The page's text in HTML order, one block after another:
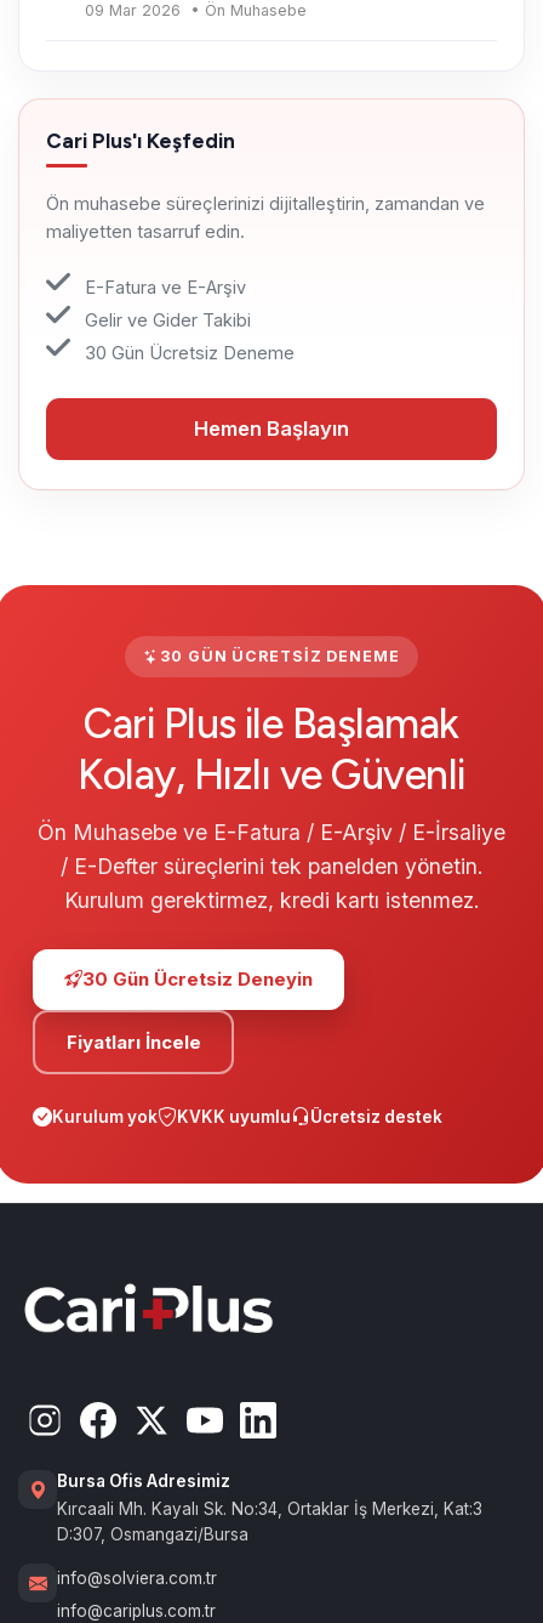
09 Mar 2026 • Ön Muhasebe
Cari Plus'ı Keşfedin
Ön muhasebe süreçlerinizi dijitalleştirin, zamandan ve
maliyetten tasarruf edin.
E-Fatura ve E-Arşiv
Gelir ve Gider Takibi
30 Gün Ücretsiz Deneme
Hemen Başlayın
30 GÜN ÜCRETSIZ DENEME
Cari Plus ile Başlamak
Kolay, Hızlı ve Güvenli
Ön Muhasebe ve E-Fatura / E-Arşiv / E-İrsaliye
/ E-Defter süreçlerini tek panelden yönetin.
Kurulum gerektirmez, kredi kartı istenmez.
30 Gün Ücretsiz Deneyin
Fiyatları İncele
Kurulum yok KVKK uyumlu Ücretsiz destek
Bursa Ofis Adresimiz
Kırcaali Mh. Kayalı Sk. No:34, Ortaklar İş Merkezi, Kat:3
D:307, Osmangazi/Bursa
info@solviera.com.tr
info@cariplus.com.tr